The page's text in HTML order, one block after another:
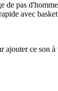
de pas
avec